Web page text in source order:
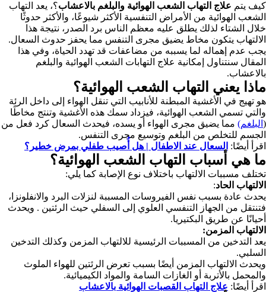
كيف يتم علاج التهاب الشعب الهوائية والبلغم بالاعشاب؟، يعد التهاب
الشعب الهوائية من الأمراض التنفسية الأكثر شيوعًا، والأكثر حدوثًا
خلال الشتاء لذلك يطلق عليه معظم الناس برد الصدر، نتيجة هذا
الالتهاب يتكون مخاط يضيق مجرى التنفس مما يحفز حدوث السعال.
يجب عدم إهماله لما يسببه من مضاعفات قد تهدد الحياة، وفي هذا
المقال سنتناول إمكانية علاج التهابات الشعب الهوائية والبلغم
بالاعشاب.
ماذا يعني التهاب الشعب الهوائية؟
هو تهيج في الأغشية المبطنة للأنابيب التي تنقل الهواء إلى داخل الرئة
والتي تسمي الشعب الهوائية، فيزداد سمك هذه الأغشية وتنتج مخاطًا
( البلغم) مما يضيق مجرى الهواء أو يسده، فيحدث السعال كرد فعل من
الجسم للتخلص من البلغم وتوسيع مجرى التنفس.
اقرأ أيضًا: السعال عند الاطفال | هل أُصيب طفلي بمرض خطير؟
ما هي أسباب التهاب الشعب الهوائية؟
تختلف مسببات الالتهاب باختلاف نوع الإصابة كما يلي:
الالتهاب الحاد:
يحدث عادة بسبب نفس الفيروسات المسببة لنزلات البرد والانفلونزا،
فتنتقل من الجهاز التنفسي العلوي إلى السفلي حيث الرئتين . ويحدث
أحيانًا عن طريق البكتيريا.
الالتهاب المزمن:
يعد التدخين من المسببات الرئيسية للالتهاب المزمن وكذلك التدخين
السلبي.
ويحدث الالتهاب المزمن أيضًا بسبب تعرض الرئتين للهواء الملوث
والمحمل بالأتربة أو الغازات السامة والمواد الكيميائية.
اقرأ أيضًا: علاج التهاب القصبات الهوائية بالاعشاب